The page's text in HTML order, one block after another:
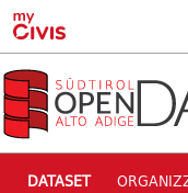
Skip to main content
DATASET